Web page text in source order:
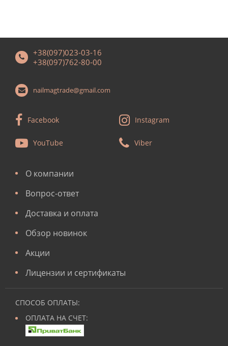
+38(097)023-03-16
+38(097)762-80-00
nailmagtrade@gmail.com
Facebook Instagram
YouTube Viber
О компании
Вопрос-ответ
Доставка и оплата
Обзор новинок
Акции
Лицензии и сертификаты
СПОСОБ ОПЛАТЫ:
ОПЛАТА НА СЧЕТ: